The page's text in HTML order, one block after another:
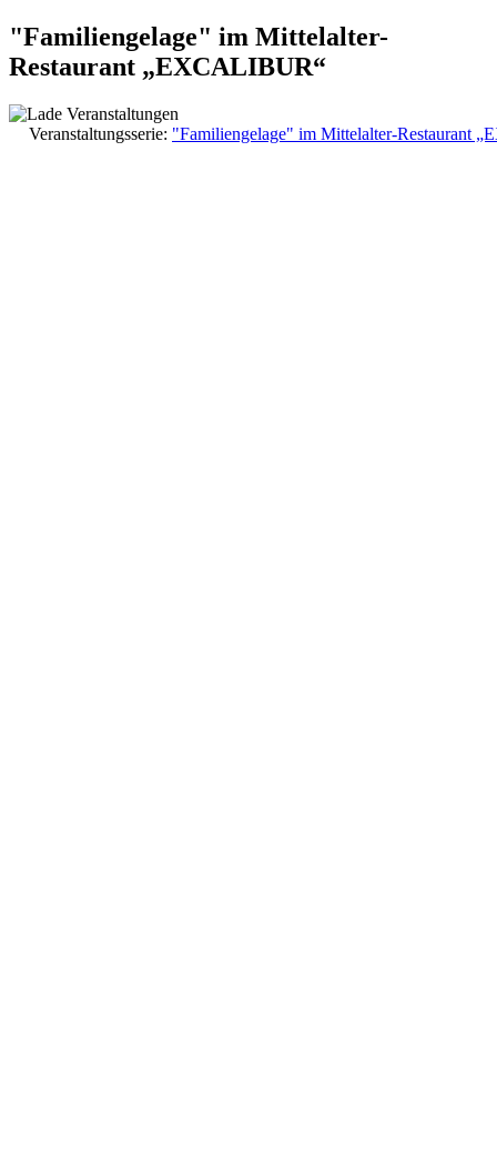
"Familiengelage" im Mittelalter-
Restaurant „EXCALIBUR“
Veranstaltungsserie: "Familiengelage" im Mittelalter-Restaurant